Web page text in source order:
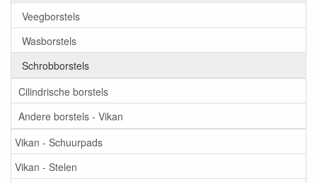
Veegborstels
Wasborstels
Schrobborstels
Cilindrische borstels
Andere borstels - Vikan
Vikan - Schuurpads
Vikan - Stelen